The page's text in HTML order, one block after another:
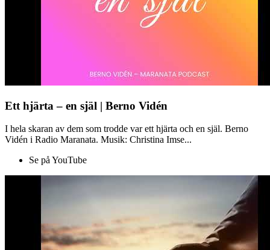
Ett hjärta – en själ | Berno Vidén
I hela skaran av dem som trodde var ett hjärta och en själ. Berno
Vidén i Radio Maranata. Musik: Christina Imse...
Se på YouTube